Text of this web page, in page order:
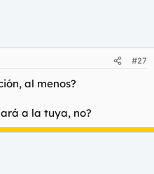
#27
al menos?
a la tuya, no?